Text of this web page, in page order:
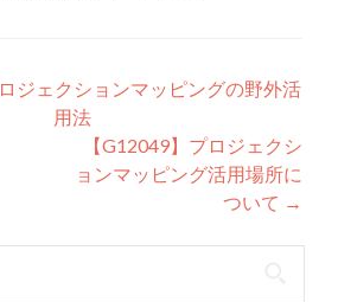
ーション
ジェクションマッピングの野外活
用法
【G12049】プロジェクシ
ョンマッピング活用場所に
ついて →